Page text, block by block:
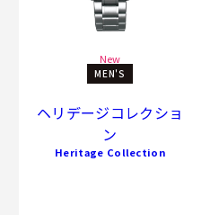
New
MEN'S
ヘリデージコレクショ
ン
Heritage Collection